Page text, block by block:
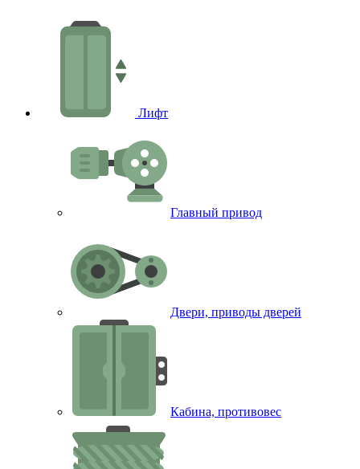
Лифт
Главный привод
Двери, приводы дверей
Кабина, противовес